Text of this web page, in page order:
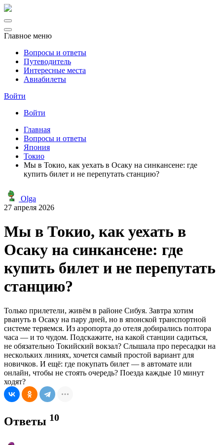
Главное меню
Вопросы и ответы
Путеводитель
Интересные места
Авиабилеты
Войти
Войти
Главная
Вопросы и ответы
Япония
Токио
Мы в Токио, как уехать в Осаку на синкансене: где
купить билет и не перепутать станцию?
Olga
27 апреля 2026
Мы в Токио, как уехать в
Осаку на синкансене: где
купить билет и не перепутать
станцию?
Только прилетели, живём в районе Сибуя. Завтра хотим
рвануть в Осаку на пару дней, но в японской транспортной
системе теряемся. Из аэропорта до отеля добирались полтора
часа — и то чудом. Подскажите, на какой станции садиться,
не обязательно Токийский вокзал? Слышала про пересадки на
нескольких линиях, хочется самый простой вариант для
новичков. И ещё: где покупать билет — в автомате или
онлайн, чтобы не стоять очередь? Поезда каждые 10 минут
ходят?
Ответы 10